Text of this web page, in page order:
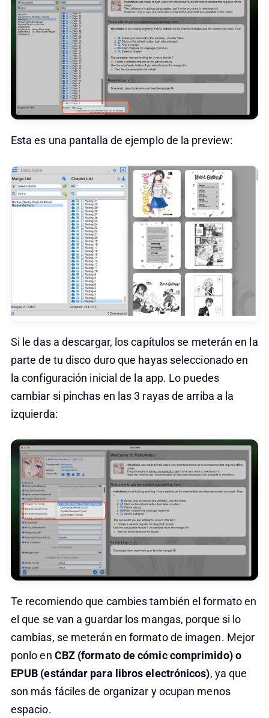
Esta es una pantalla de ejemplo de la preview:
Si le das a descargar, los capítulos se meterán en la
parte de tu disco duro que hayas seleccionado en
la configuración inicial de la app. Lo puedes
cambiar si pinchas en las 3 rayas de arriba a la
izquierda:
Te recomiendo que cambies también el formato en
el que se van a guardar los mangas, porque si lo
cambias, se meterán en formato de imagen. Mejor
ponlo en CBZ (formato de cómic comprimido) o
EPUB (estándar para libros electrónicos), ya que
son más fáciles de organizar y ocupan menos
espacio.